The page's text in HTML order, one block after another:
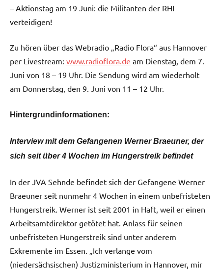
– Aktionstag am 19 Juni: die Militanten der RHI
verteidigen!
Zu hören über das Webradio „Radio Flora“ aus Hannover
per Livestream: www.radioflora.de am Dienstag, dem 7.
Juni von 18 – 19 Uhr. Die Sendung wird am wiederholt
am Donnerstag, den 9. Juni von 11 – 12 Uhr.
Hintergrundinformationen:
Interview mit dem Gefangenen Werner Braeuner, der
sich seit über 4 Wochen im Hungerstreik befindet
In der JVA Sehnde befindet sich der Gefangene Werner
Braeuner seit nunmehr 4 Wochen in einem unbefristeten
Hungerstreik. Werner ist seit 2001 in Haft, weil er einen
Arbeitsamtdirektor getötet hat. Anlass für seinen
unbefristeten Hungerstreik sind unter anderem
Exkremente im Essen. „Ich verlange vom
(niedersächsischen) Justizministerium in Hannover, mir